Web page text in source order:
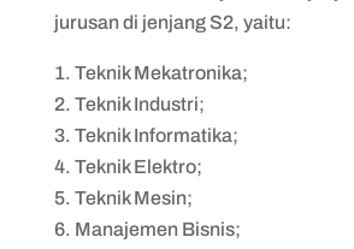
jurusan di jenjang S2, yaitu:
Teknik Mekatronika;
Teknik Industri;
Teknik Informatika;
Teknik Elektro;
Teknik Mesin;
Manajemen Bisnis;